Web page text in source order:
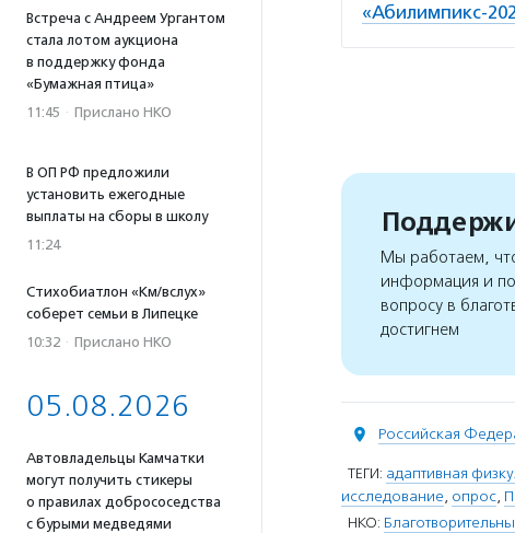
Встреча с Андреем Ургантом
стала лотом аукциона
в поддержку фонда
«Бумажная птица»
11:45 · Прислано НКО
В ОП РФ предложили
установить ежегодные
выплаты на сборы в школу
11:24
Стихобиатлон «Км/вслух»
соберет семьи в Липецке
10:32 · Прислано НКО
05.08.2026
Автовладельцы Камчатки
могут получить стикеры
о правилах добрососедства
с бурыми медведями
«Абилимпикс-
Мы работаем,
информация и
вопросу в
достигнем
Российская
ТЕГИ: адаптивная
исследование, опрос,
НКО: